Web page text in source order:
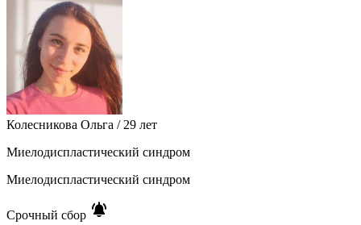
Колесникова Ольга / 29 лет
Миелодиспластический синдром
Миелодиспластический синдром
Срочный сбор